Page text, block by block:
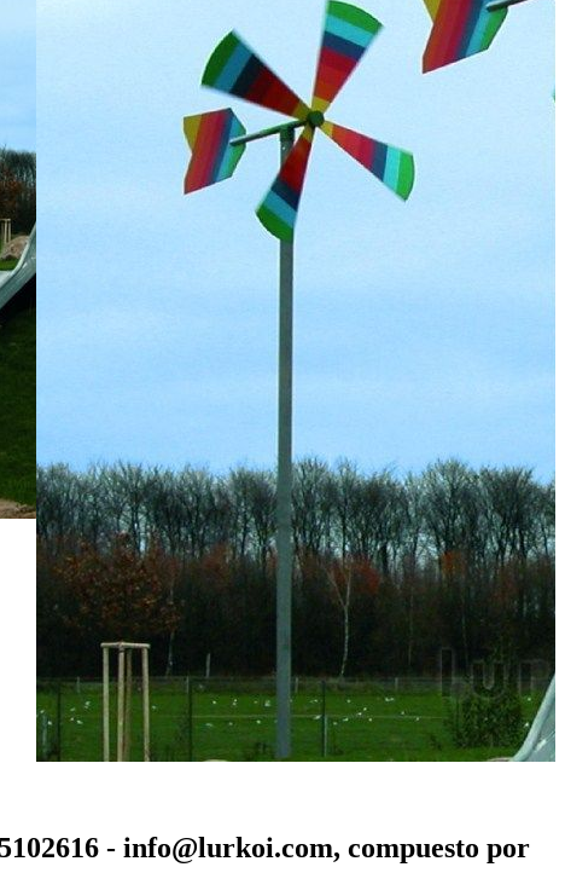
- info@lurkoi.com, compuesto por